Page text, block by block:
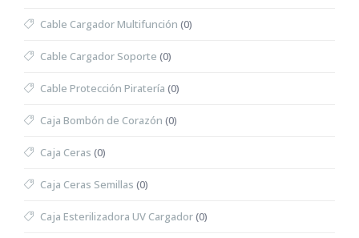
Cable Cargador Multifunción (0)
Cable Cargador Soporte (0)
Cable Protección Piratería (0)
Caja Bombón de Corazón (0)
Caja Ceras (0)
Caja Ceras Semillas (0)
Caja Esterilizadora UV Cargador(0)